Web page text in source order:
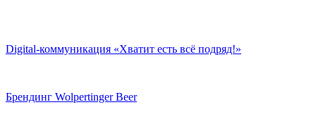
Digital-коммуникация «Хватит есть всё подряд!»
Брендинг Wolpertinger Beer